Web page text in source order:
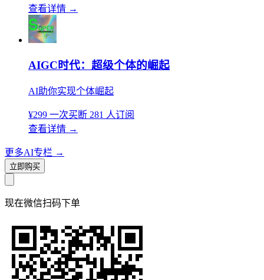
查看详情 →
AIGC时代：超级个体的崛起
AI助你实现个体崛起
¥299 一次买断 281 人订阅
查看详情 →
更多AI专栏 →
立即购买
现在微信扫码下单